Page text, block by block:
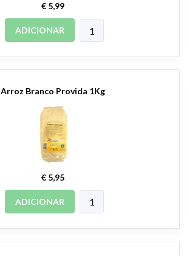
€ 5,99
ADICIONAR
Arroz Branco Provida 1Kg
€ 5,95
ADICIONAR